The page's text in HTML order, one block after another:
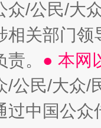
众/公民/大
相关部门
。 ● 本网
/公民/大众
过中国公